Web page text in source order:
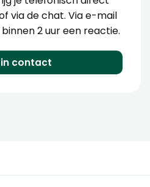
via de chat. Via e-mail
2 uur een reactie.
in contact